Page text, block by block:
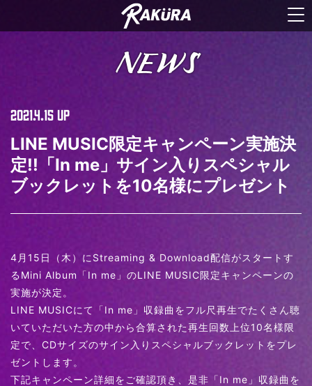
NEWS
2021.4.15 UP
LINE MUSIC限定キャンペーン実施決
定!!「In me」サイン入りスペシャル
ブックレットを10名様にプレゼント
4月15日（木）にStreaming & Download配信がスタートす
るMini Album「In me」のLINE MUSIC限定キャンペーンの
実施が決定。
LINE MUSICにて「In me」収録曲をフル尺再生でたくさん聴
いていただいた方の中から合算された再生回数上位10名様限
定で、CDサイズのサイン入りスペシャルブックレットをプレ
ゼントします。
下記キャンペーン詳細をご確認頂き、是非「In me」収録曲を